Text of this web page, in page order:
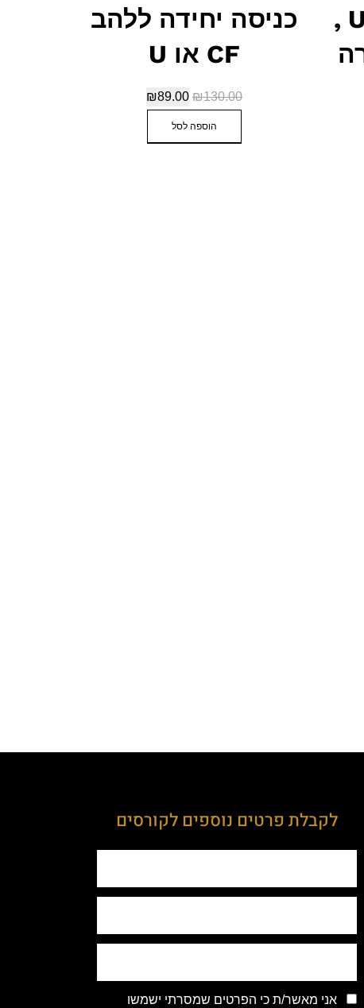
ללהב CF או U ,
כניסה יחידה ללהב
CF או U
₪130.00
₪89.00
הוספה לסל
לקבלת פרטים נוספים לקורסים
אני מאשר/ת כי הפרטים שמסרתי ישמשו